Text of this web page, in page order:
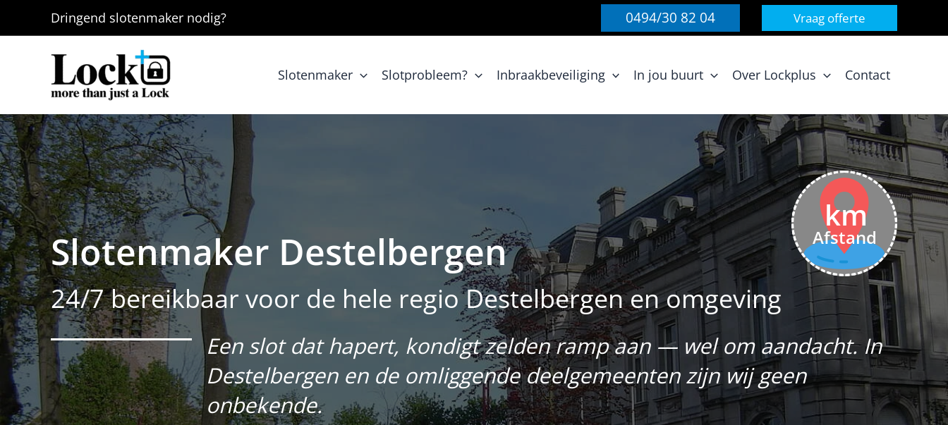
Dringend slotenmaker nodig? 0494/30 82 04 Vraag offerte
Slotenmaker Slotprobleem? Inbraakbeveiliging In jou buurt Over Lockplus Contact
km
Afstand
Slotenmaker Destelbergen
24/7 bereikbaar voor de hele regio Destelbergen en omgeving
Een slot dat hapert, kondigt zelden ramp aan — wel om aandacht. In
Destelbergen en de omliggende deelgemeenten zijn wij geen
onbekende.